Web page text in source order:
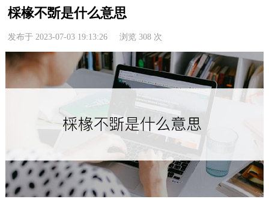
农业
命理
健康
历史
棌椽不斲是什么意思
发布于 2023-07-03 19:13:26 浏览308 次